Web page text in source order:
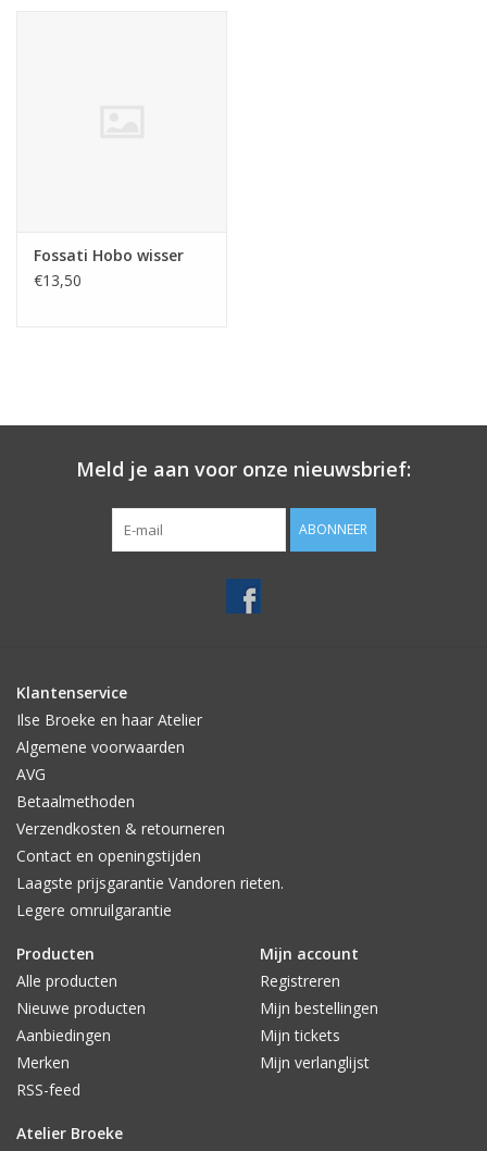
Fossati Hobo wisser
€13,50
Meld je aan voor onze nieuwsbrief:
ABONNEER
Klantenservice
Ilse Broeke en haar Atelier
Algemene voorwaarden
AVG
Betaalmethoden
Verzendkosten & retourneren
Contact en openingstijden
Laagste prijsgarantie Vandoren rieten.
Legere omruilgarantie
Producten
Alle producten
Nieuwe producten
Aanbiedingen
Merken
RSS-feed
Mijn account
Registreren
Mijn bestellingen
Mijn tickets
Mijn verlanglijst
Atelier Broeke